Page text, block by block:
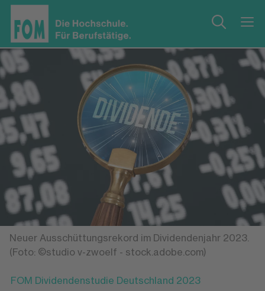
Neuer Ausschüttungsrekord im Dividendenjahr 2023.
(Foto: ©studio v-zwoelf - stock.adobe.com)
FOM Dividendenstudie Deutschland 2023